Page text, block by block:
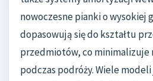
nowoczesne pianki o wysokiej
dopasowują się do kształtu
przedmiotów, co minimalizuje
podczas podróży. Wiele